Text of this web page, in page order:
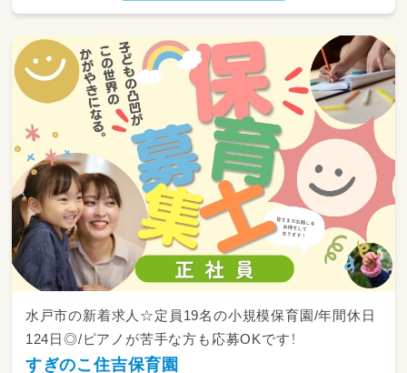
水戸市の新着求人☆定員19名の小規模保育園/年間休日
124日◎/ピアノが苦手な方も応募OKです！
すぎのこ住吉保育園